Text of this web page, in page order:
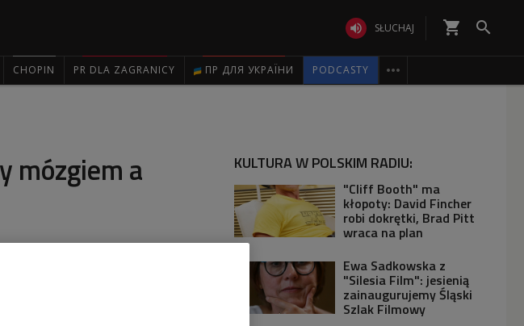
 SŁUCHAJ shopping_cart 
CHOPIN PR DLA ZAGRANICY ПР ДЛЯ УКРАЇНИ PODCASTY 
mózgiem a
inteligentnym
zwierząt Peter
KULTURA W POLSKIM RADIU:
"Cliff Booth" ma
kłopoty: David Fincher
robi dokrętki, Brad Pitt
wraca na plan
Ewa Sadkowska z
"Silesia Film": jesienią
zainaugurujemy Śląski
Szlak Filmowy